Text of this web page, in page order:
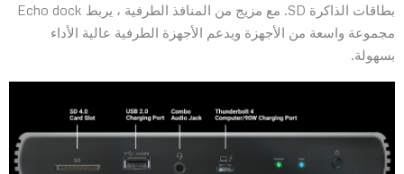
بطاقات الذاكرة SD. مع مزيج من المنافذ الطرفية ، يربط Echo dock
مجموعة واسعة من الأجهزة ويدعم الأجهزة الطرفية عالية الأداء
بسهولة.